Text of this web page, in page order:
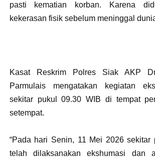
pasti kematian korban. Karena
kekerasan fisik sebelum meninggal
Kasat Reskrim Polres Siak AKP
Parmulais mengatakan kegiatan
sekitar pukul 09.30 WIB di tempat
setempat.
“Pada hari Senin, 11 Mei 2026 sekitar
telah dilaksanakan ekshumasi dan